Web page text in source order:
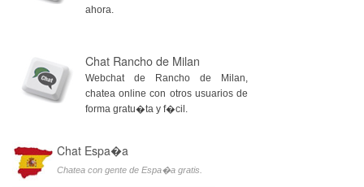
ahora.
Chat Rancho de Milan
Webchat de Rancho de Milan,
chatea online con otros usuarios de
forma gratu�ta y f�cil.
Chat Espa�a
Chatea con gente de Espa�a gratis.